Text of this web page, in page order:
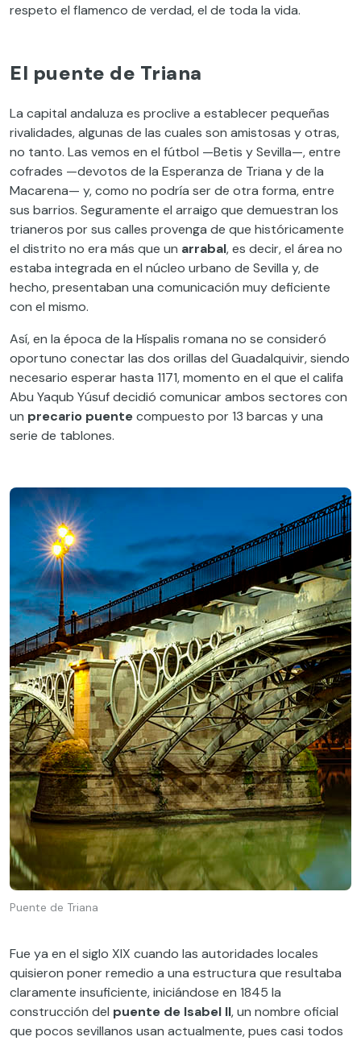
respeto el flamenco de verdad, el de toda la vida.
El puente de Triana
La capital andaluza es proclive a establecer pequeñas
rivalidades, algunas de las cuales son amistosas y otras,
no tanto. Las vemos en el fútbol —Betis y Sevilla—, entre
cofrades —devotos de la Esperanza de Triana y de la
Macarena— y, como no podría ser de otra forma, entre
sus barrios. Seguramente el arraigo que demuestran los
trianeros por sus calles provenga de que históricamente
el distrito no era más que un arrabal, es decir, el área no
estaba integrada en el núcleo urbano de Sevilla y, de
hecho, presentaban una comunicación muy deficiente
con el mismo.
Así, en la época de la Híspalis romana no se consideró
oportuno conectar las dos orillas del Guadalquivir, siendo
necesario esperar hasta 1171, momento en el que el califa
Abu Yaqub Yúsuf decidió comunicar ambos sectores con
un precario puentecompuesto por 13 barcas y una
serie de tablones.
Puente de Triana
Fue ya en el siglo XIX cuando las autoridades locales
quisieron poner remedio a una estructura que resultaba
claramente insuficiente, iniciándose en 1845 la
construcción del puente de Isabel II, un nombre oficial
que pocos sevillanos usan actualmente, pues casi todos